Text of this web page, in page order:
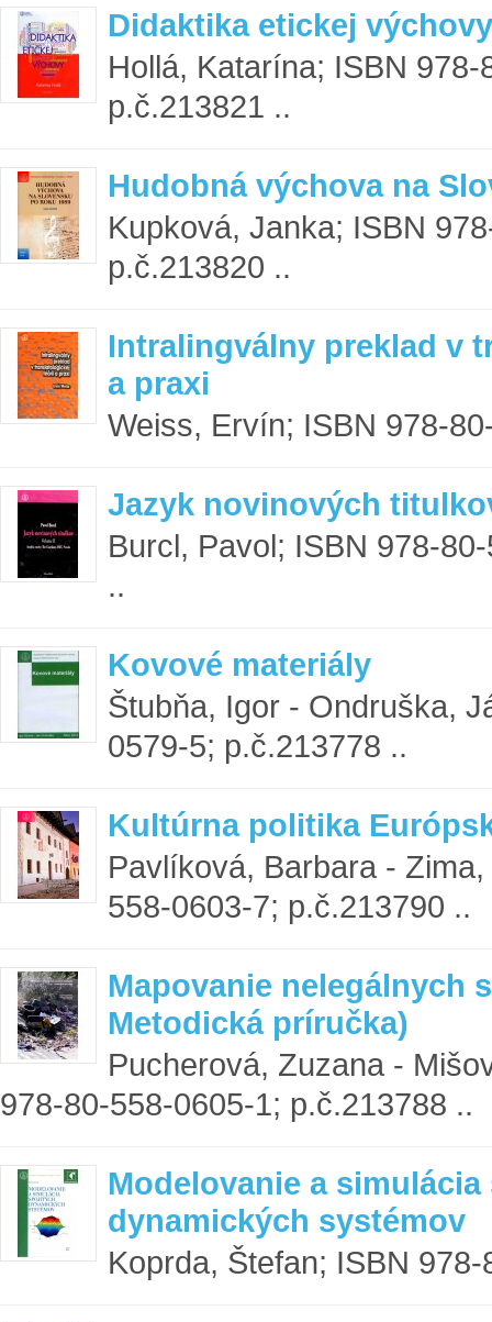
Didaktika etickej výchovy
Hollá, Katarína; ISBN
p.č.213821 ..
Hudobná výchova na
Kupková, Janka; ISBN
p.č.213820 ..
Intralingválny preklad v
a praxi
Weiss, Ervín; ISBN 978-
Jazyk novinových
Burcl, Pavol; ISBN 978-
..
Kovové materiály
Štubňa, Igor - Ondruška,
0579-5; p.č.213778 ..
Kultúrna politika
Pavlíková, Barbara -
558-0603-7; p.č.213790 ..
Mapovanie nelegálnych
Metodická príručka)
Pucherová, Zuzana -
978-80-558-0605-1; p.č.213788 ..
Modelovanie a
dynamických systémov
Koprda, Štefan; ISBN